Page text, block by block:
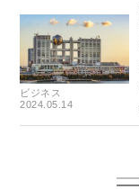
ビジネス
2024.05.14